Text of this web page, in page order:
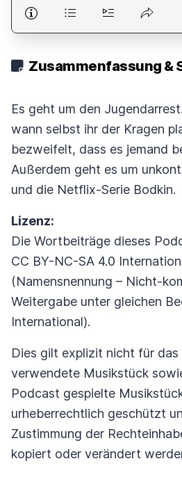
Zusammenfassung &
Es geht um den
wann selbst ihr der Kragen
bezweifelt, dass es jemand
Außerdem geht es um
und die Netflix-Serie Bodkin.
Lizenz:
Die Wortbeiträge dieses
CC BY-NC-SA 4.0
(Namensnennung – Nicht-
Weitergabe unter gleichen
International).
Dies gilt explizit nicht für
verwendete Musikstück
Podcast gespielte
urheberrechtlich geschützt
Zustimmung der
kopiert oder verändert